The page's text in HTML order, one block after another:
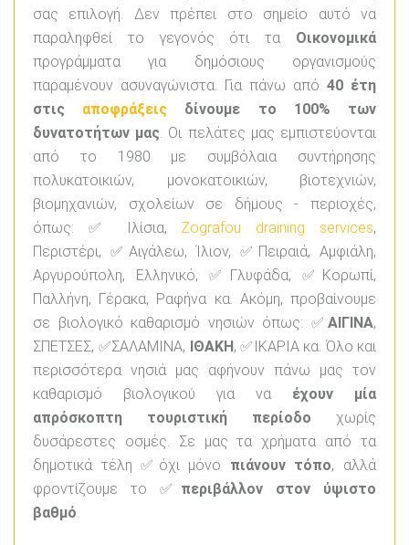
σας επιλογή. Δεν πρέπει στο σημείο αυτό να
παραληφθεί το γεγονός ότι τα Οικονομικά
προγράμματα για δημόσιους οργανισμούς
παραμένουν ασυναγώνιστα. Για πάνω από 40 έτη
στις αποφράξεις δίνουμε το 100% των
δυνατοτήτων μας . Οι πελάτες μας εμπιστεύονται
από το 1980 με συμβόλαια συντήρησης
πολυκατοικιών, μονοκατοικιών, βιοτεχνιών,
βιομηχανιών, σχολείων σε δήμους - περιοχές,
όπως: ✅ Ιλίσια, Zografou draining services,
Περιστέρι, ✅Αιγάλεω, Ίλιον, ✅Πειραιά, Αμφιάλη,
Αργυρούπολη, Ελληνικό, ✅Γλυφάδα, ✅Κορωπί,
Παλλήνη, Γέρακα, Ραφήνα κα. Ακόμη, προβαίνουμε
σε βιολογικό καθαρισμό νησιών όπως: ✅ ΑΙΓΙΝΑ,
ΣΠΕΤΣΕΣ, ✅ΣΑΛΑΜΙΝΑ, ΙΘΑΚΗ, ✅ΙΚΑΡΙΑ κα. Όλο και
περισσότερα νησιά μας αφήνουν πάνω μας τον
καθαρισμό βιολογικού για να έχουν μία
απρόσκοπτη τουριστική περίοδο χωρίς
δυσάρεστες οσμές. Σε μας τα χρήματα από τα
δημοτικά τέλη ✅όχι μόνο πιάνουν τόπο, αλλά
φροντίζουμε το ✅ περιβάλλον στον ύψιστο
βαθμό